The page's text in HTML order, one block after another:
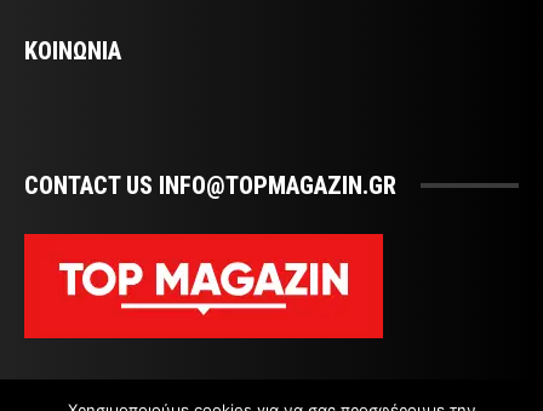
ΚΟΙΝΩΝΙΑ
CONTACT US INFO@TOPMAGAZIN.GR